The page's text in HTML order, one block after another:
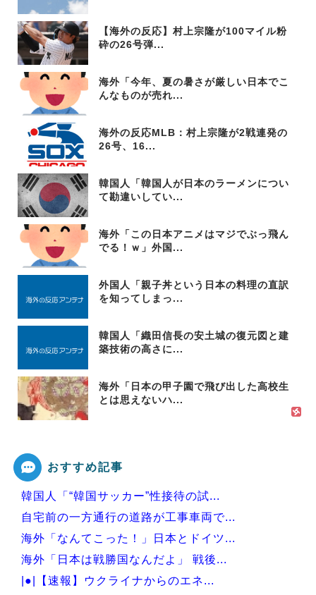
【海外の反応】村上宗隆が100マイル粉
砕の26号弾...
海外「今年、夏の暑さが厳しい日本でこ
んなものが売れ...
海外の反応MLB：村上宗隆が2戦連発の
26号、16...
韓国人「韓国人が日本のラーメンについ
て勘違いしてい...
海外「この日本アニメはマジでぶっ飛ん
でる！ｗ」外国...
外国人「親子丼という日本の料理の直訳
を知ってしまっ...
韓国人「織田信長の安土城の復元図と建
築技術の高さに...
海外「日本の甲子園で飛び出した高校生
とは思えないハ...
おすすめ記事
韓国人「“韓国サッカー”性接待の試...
自宅前の一方通行の道路が工事車両で...
海外「なんてこった！」日本とドイツ...
海外「日本は戦勝国なんだよ」 戦後...
|●|【速報】ウクライナからのエネ...